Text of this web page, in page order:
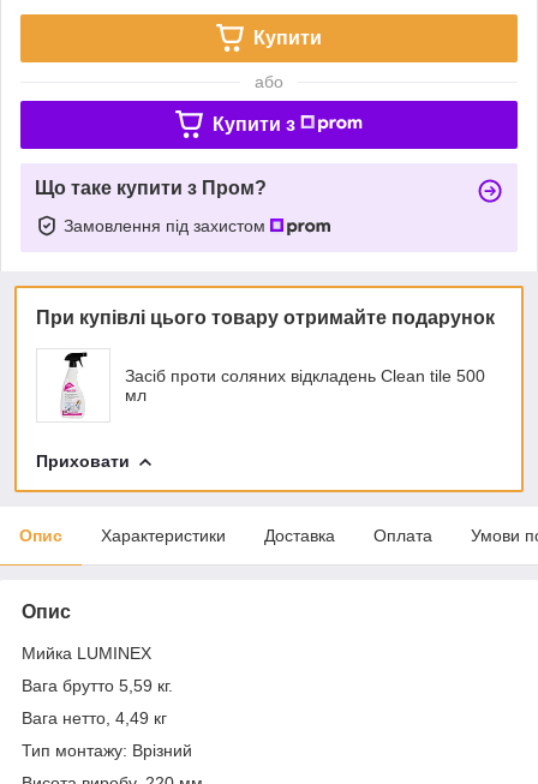
Купити
або
Купити з
Що таке купити з Пром?
Замовлення під захистом
При купівлі цього товару отримайте подарунок
Засіб проти соляних відкладень Clean tile 500
мл
Приховати
Опис Характеристики Доставка Оплата Умови
Опис
Мийка LUMINEX
Вага брутто 5,59 кг.
Вага нетто, 4,49 кг
Тип монтажу: Врізний